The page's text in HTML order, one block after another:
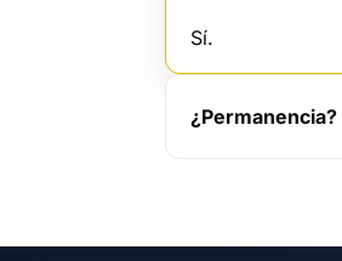
Sí.
¿Permanencia?